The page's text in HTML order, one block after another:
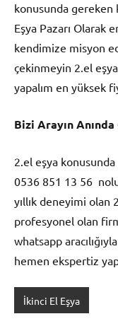
konusunda gereken
Eşya Pazarı Olarak
kendimize misyon
çekinmeyin 2.el
yapalım en yüksek
Bizi Arayın
2.el eşya konusunda
0536 851 13 56
yıllık deneyimi olan
profesyonel olan
whatsapp
hemen ekspertiz
İkinci El Eşya